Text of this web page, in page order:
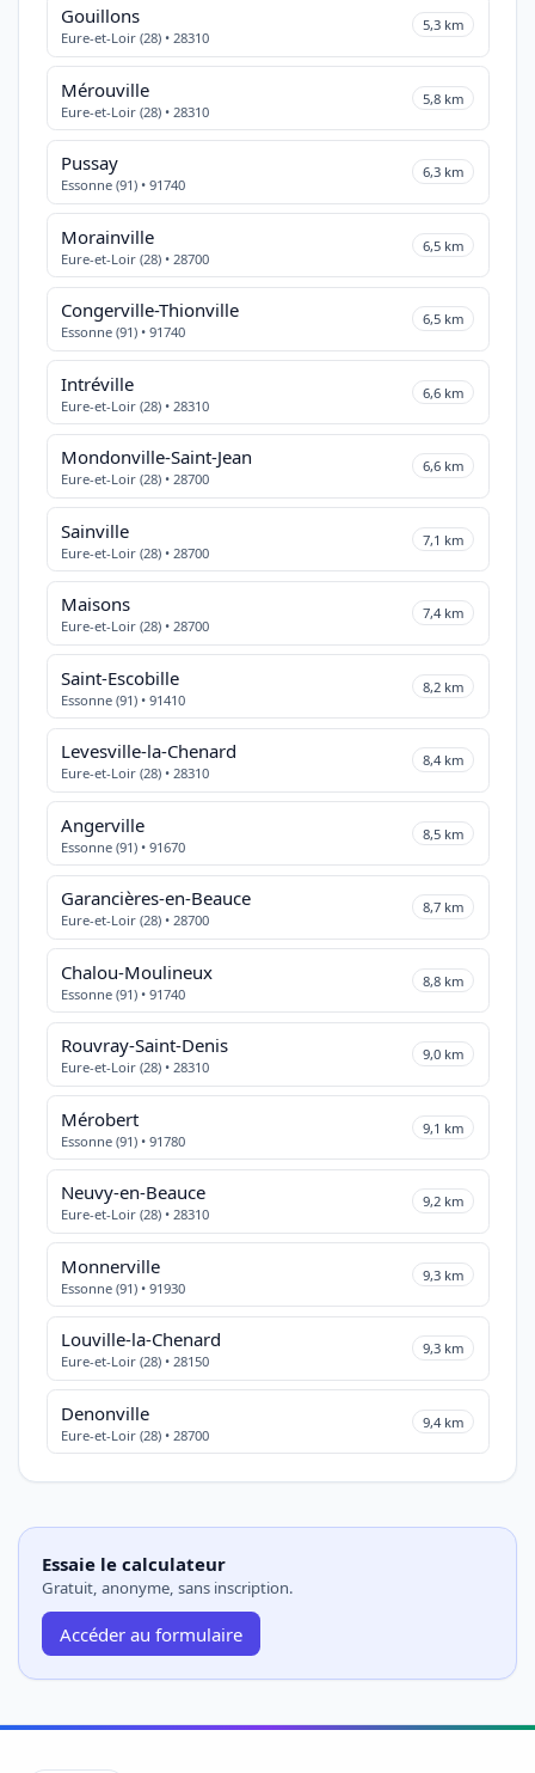
Gouillons
Eure-et-Loir (28) • 28310
5,3 km
Mérouville
Eure-et-Loir (28) • 28310
5,8 km
Pussay
Essonne (91) • 91740
6,3 km
Morainville
Eure-et-Loir (28) • 28700
6,5 km
Congerville-Thionville
Essonne (91) • 91740
6,5 km
Intréville
Eure-et-Loir (28) • 28310
6,6 km
Mondonville-Saint-Jean
Eure-et-Loir (28) • 28700
6,6 km
Sainville
Eure-et-Loir (28) • 28700
7,1 km
Maisons
Eure-et-Loir (28) • 28700
7,4 km
Saint-Escobille
Essonne (91) • 91410
8,2 km
Levesville-la-Chenard
Eure-et-Loir (28) • 28310
8,4 km
Angerville
Essonne (91) • 91670
8,5 km
Garancières-en-Beauce
Eure-et-Loir (28) • 28700
8,7 km
Chalou-Moulineux
Essonne (91) • 91740
8,8 km
Rouvray-Saint-Denis
Eure-et-Loir (28) • 28310
9,0 km
Mérobert
Essonne (91) • 91780
9,1 km
Neuvy-en-Beauce
Eure-et-Loir (28) • 28310
9,2 km
Monnerville
Essonne (91) • 91930
9,3 km
Louville-la-Chenard
Eure-et-Loir (28) • 28150
9,3 km
Denonville
Eure-et-Loir (28) • 28700
9,4 km
Essaie le calculateur
Gratuit, anonyme, sans inscription.
Accéder au formulaire